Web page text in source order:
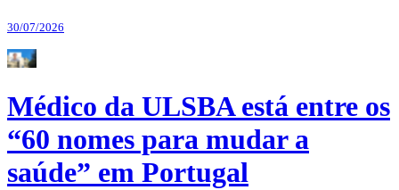
30/07/2026
Médico da ULSBA está entre os
“60 nomes para mudar a
saúde” em Portugal